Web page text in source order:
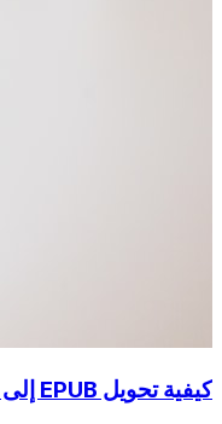
كيفية تحويل EPUB إلى PDF